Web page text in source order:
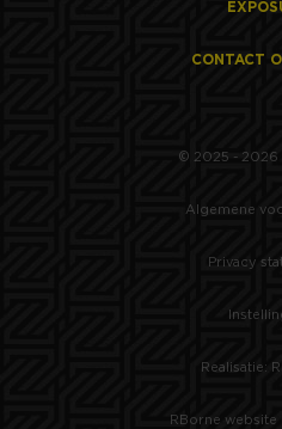
CONTACT
© 2025 - 2026
Algemene
Privacy
Realisatie:
RBorne website